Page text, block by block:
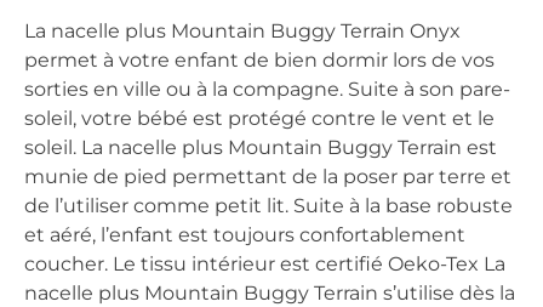
La nacelle plus Mountain Buggy Terrain Onyx
permet à votre enfant de bien dormir lors de vos
sorties en ville ou à la compagne. Suite à son pare-
soleil, votre bébé est protégé contre le vent et le
soleil. La nacelle plus Mountain Buggy Terrain est
munie de pied permettant de la poser par terre et
de l’utiliser comme petit lit. Suite à la base robuste
et aéré, l’enfant est toujours confortablement
coucher. Le tissu intérieur est certifié Oeko-Tex La
nacelle plus Mountain Buggy Terrain s’utilise dès la